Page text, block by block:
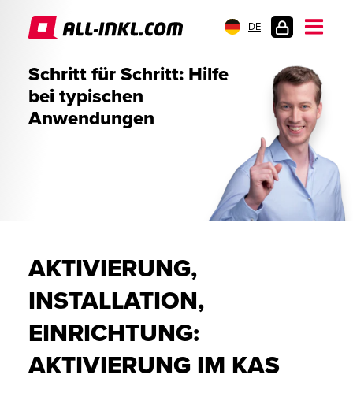
DE
Schritt für Schritt: Hilfe
bei typischen
Anwendungen
AKTIVIERUNG,
INSTALLATION,
EINRICHTUNG:
AKTIVIERUNG IM KAS